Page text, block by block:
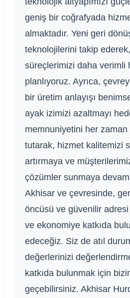
geniş bir coğrafyada
almaktadır. Yeni geri
teknolojilerini takip
süreçlerimizi daha verimli
planlıyoruz. Ayrıca,
bir üretim anlayışı
ayak izimizi azaltmayı
memnuniyetini her
tutarak, hizmet kalitemizi
artırmaya ve
çözümler sunmaya
Akhisar ve çevresinde,
öncüsü ve güvenilir
ve ekonomiye katkıda
edeceğiz. Siz de atıl
değerlerinizi
katkıda bulunmak için
geçebilirsiniz. Akhisar